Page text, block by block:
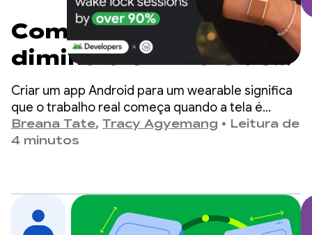
Como a WHOOP
diminuiu em mais de
90% as sessões
parciais excessivas de
wake lock
Criar um app Android para um wearable significa
que o trabalho real começa quando a tela é
desligada.
Breana Tate, Tracy Agyemang • Leitura de
4 minutos